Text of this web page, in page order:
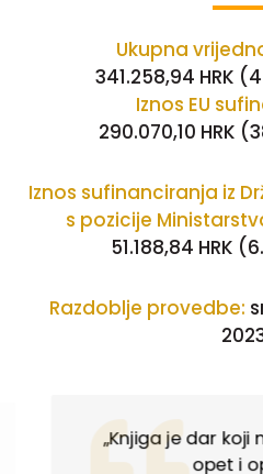
Ukupna
341.258,94 HRK
Iznos EU
290.070,10 HRK
Iznos sufinanciranja iz
s pozicije
51.188,84 HRK
Razdoblje provedbe:
„Knjiga je dar
opet i